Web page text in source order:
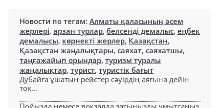
Новости по тегам: Алматы қаласының әсем
жерлері, арзан турлар, белсенді демалыс, еңбек
демалысы, көрнекті жерлер, Қазақстан,
Қазақстан жаңалықтары, саяхат, саяхатшы,
таңғажайып орындар, туризм туралы
жаңалықтар, турист, туристік бағыт
Дубайға ұшатын рейстер сәуірдің аяғына дейін
тоқ...